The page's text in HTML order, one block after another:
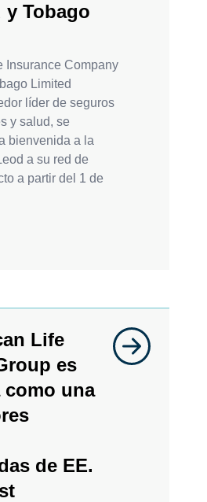
y Tobago
Insurance Company
Limited
líder de seguros
y salud, se
bienvenida a la
a su red de
a partir del 1 de
Life
es
una
de EE.